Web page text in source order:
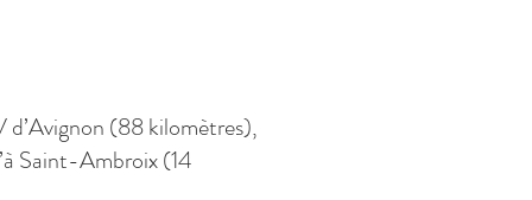
(88 kilomètres),
Saint-Ambroix (14